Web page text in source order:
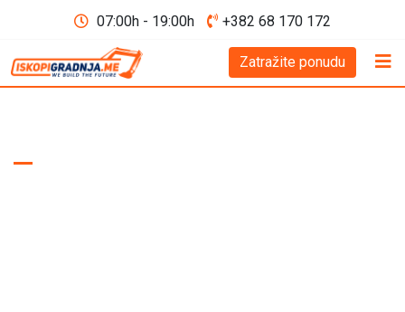
07:00h - 19:00h +382 68 170 172
Zatražite ponudu